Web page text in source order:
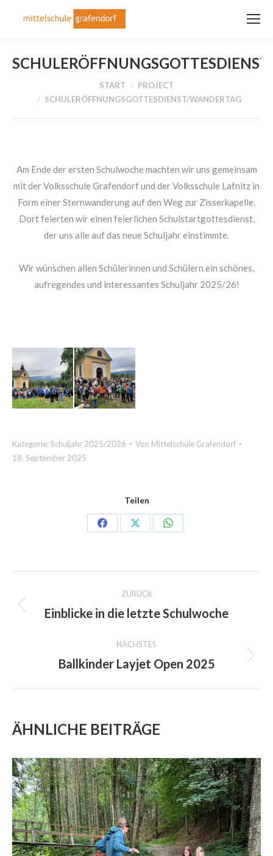
START
PROJECT
SCHULERÖFFNUNGSGOTTESDIENST/WANDERTAG
Am Ende der ersten Schulwoche machten wir uns gemeinsam
mit der Volksschule Grafendorf und der Volksschule Lafnitz in
Form einer Sternwanderung auf den Weg zur Zisserkapelle.
Dort feierten wir einen feierlichen Schulstartgottesdienst,
der uns alle auf das neue Schuljahr einstimmte.
Wir wünschen allen Schülerinnen und Schülern ein schönes,
aufregendes und interessantes Schuljahr 2025/26!
Kategorie: Schuljahr 2025/2026 Von Mittelschule Grafendorf
18. September 2025
Teilen
Share
Share
Share
NAVIGATION
ZURÜCK
Previous
Einblicke in die letzte Schulwoche
NÄCHSTES
Next
Ballkinder Layjet Open 2025
ÄHNLICHE BEITRÄGE